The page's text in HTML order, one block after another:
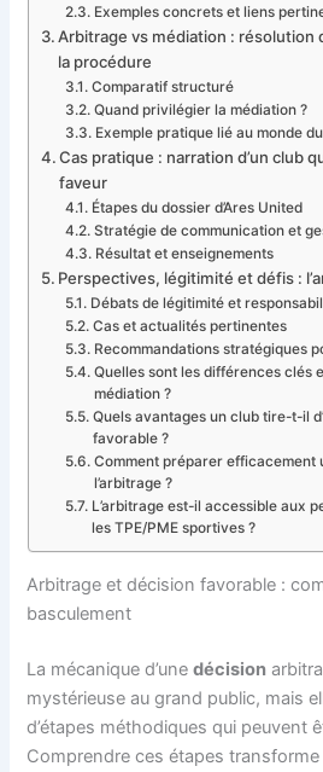
Exemples concrets et liens
Arbitrage vs médiation : résolution
la procédure
Comparatif structuré
Quand privilégier la médiation ?
Exemple pratique lié au monde
Cas pratique : narration d’un club
faveur
Étapes du dossier d’Ares United
Stratégie de communication et
Résultat et enseignements
Perspectives, légitimité et défis :
Débats de légitimité et
Cas et actualités pertinentes
Recommandations stratégiques
Quelles sont les différences clés
médiation ?
Quels avantages un club tire-t-il
favorable ?
Comment préparer efficacement
l’arbitrage ?
L’arbitrage est-il accessible aux
les TPE/PME sportives ?
Arbitrage et décision favorable :
basculement
La mécanique d’unedécision
mystérieuse au grand public, mais
d’étapes méthodiques qui peuvent
Comprendre ces étapes